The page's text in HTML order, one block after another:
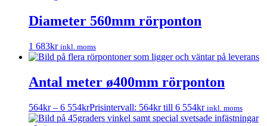
Diameter 560mm rörponton
1 683kr inkl. moms
Antal meter ø400mm rörponton
564kr – 6 554krPrisintervall: 564kr till 6 554kr inkl. moms